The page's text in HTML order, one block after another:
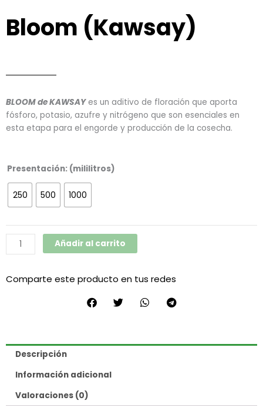
Bloom (Kawsay)
BLOOM de KAWSAYes un aditivo de floración que aporta
fósforo, potasio, azufre y nitrógeno que son esenciales en
esta etapa para el engorde y producción de la cosecha.
Presentación: (mililitros)
250 500 1000
Bloom
cantidad
Añadir al carrito
Comparte este producto en tus redes
Descripción
Información adicional
Valoraciones (0)